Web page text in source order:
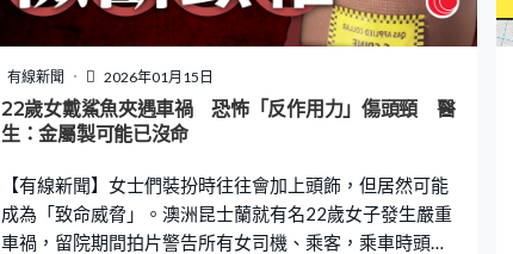
燈，你唔掂，佢就唔會轉燈。如果知嘅會向前停少少，唔
知就會一直停喺度，等佢轉燈。」另一司機就分享指不少
區外司機不熟悉，不知道感應器，曾遇上類似情況時會主
動下車提醒前方車輛前移，否則感應器無法偵測，燈號不
會變化。 區議員：舊設計易致擠塞 繁忙時段更嚴重 屯門
部有時甚至要司機下車通知前方車輛才可解決
有線新聞 2026年01月15日
22歲女戴鯊魚夾遇車禍 恐怖「反作用力」傷頭頸 醫
生：金屬製可能已沒命
【有線新聞】女士們裝扮時往往會加上頭飾，但居然可能
成為「致命威脅」。澳洲昆士蘭就有名22歲女子發生嚴重
車禍，留院期間拍片警告所有女司機、乘客，乘車時頭上